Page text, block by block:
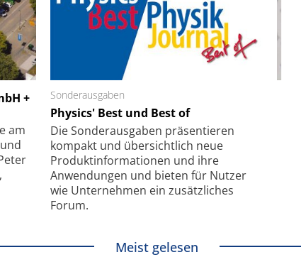
+
am
Sonderausgaben
Physics' Best und Best of
Die Sonder­ausgaben präsentieren
kompakt und übersichtlich neue
Produkt­informationen und ihre
Anwendungen und bieten für Nutzer
wie Unternehmen ein zusätzliches
Forum.
Elektronenmikroskopie auf
kleinstem Raum
Meist gelesen